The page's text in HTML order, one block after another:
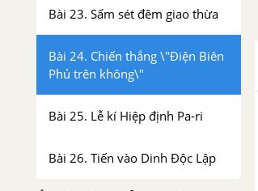
Bài 23. Sấm sét đêm giao thừa
Bài 24. Chiến thắng \"Điện Biên
Phủ trên không\"
Bài 25. Lễ kí Hiệp định Pa-ri
Bài 26. Tiến vào Dinh Độc Lập